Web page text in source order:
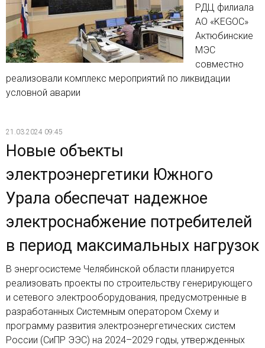
РДЦ филиала
АО «KEGOC»
Актюбинские
МЭС
совместно
реализовали комплекс мероприятий по ликвидации
условной аварии
21.03.2024 09:45
Новые объекты
электроэнергетики Южного
Урала обеспечат надежное
электроснабжение потребителей
в период максимальных нагрузок
В энергосистеме Челябинской области планируется
реализовать проекты по строительству генерирующего
и сетевого электрооборудования, предусмотренные в
разработанных Системным оператором Схему и
программу развития электроэнергетических систем
России (СиПР ЭЭС) на 2024–2029 годы, утвержденных